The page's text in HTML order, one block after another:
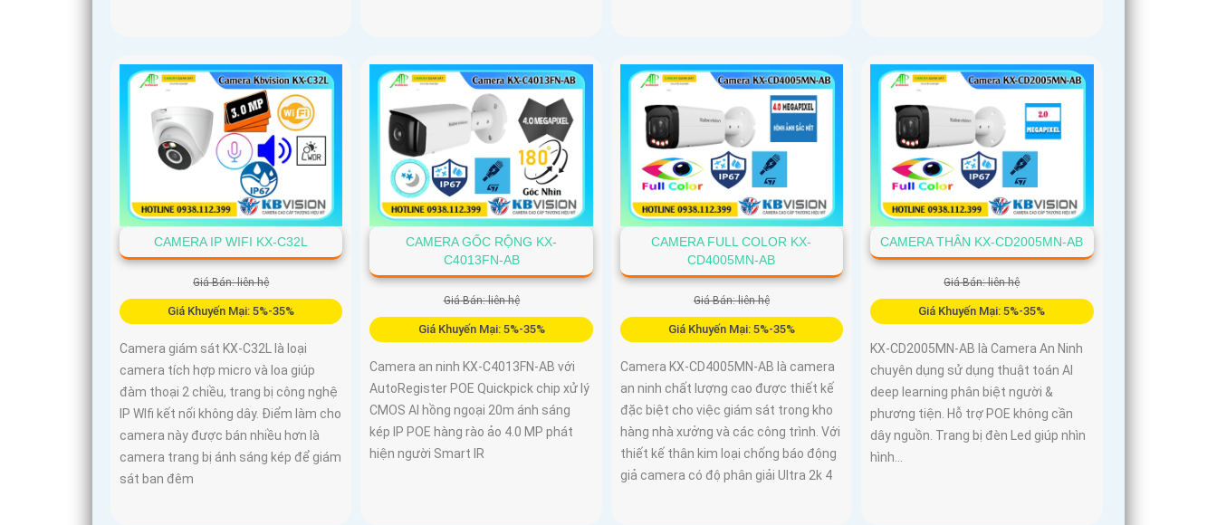
CAMERA IP WIFI KX-C32L
Giá Bán: liên hệ
Giá Khuyến Mại: 5%-35%
Camera giám sát KX-C32L là loại
camera tích hợp micro và loa giúp
đàm thoại 2 chiều, trang bị công nghệ
IP WIfi kết nối không dây. Điểm làm cho
camera này được bán nhiều hơn là
camera trang bị ánh sáng kép để giám
sát ban đêm
CAMERA GỐC RỘNG KX-
C4013FN-AB
Giá Bán: liên hệ
Giá Khuyến Mại: 5%-35%
Camera an ninh KX-C4013FN-AB với
AutoRegister POE Quickpick chip xử lý
CMOS AI hồng ngoại 20m ánh sáng
kép IP POE hàng rào ảo 4.0 MP phát
hiện người Smart IR
CAMERA FULL COLOR KX-
CD4005MN-AB
Giá Bán: liên hệ
Giá Khuyến Mại: 5%-35%
Camera KX-CD4005MN-AB là camera
an ninh chất lượng cao được thiết kế
đặc biệt cho việc giám sát trong kho
hàng nhà xưởng và các công trình. Với
thiết kế thân kim loại chống báo động
giả camera có độ phân giải Ultra 2k 4
CAMERA THÂN KX-CD2005MN-AB
Giá Bán: liên hệ
Giá Khuyến Mại: 5%-35%
KX-CD2005MN-AB là Camera An Ninh
chuyên dụng sử dụng thuật toán AI
deep learning phân biệt người &
phương tiện. Hỗ trợ POE không cần
dây nguồn. Trang bị đèn Led giúp nhìn
hình...